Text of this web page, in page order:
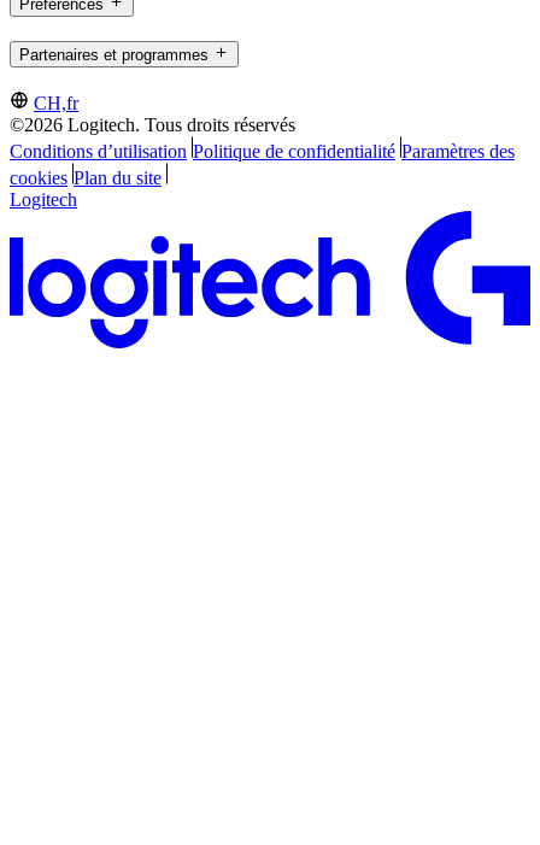
Préférences
Partenaires et programmes
CH,fr
©2026 Logitech. Tous droits réservés
Conditions d’utilisation Politique de confidentialité Paramètres des
cookies Plan du site
Logitech